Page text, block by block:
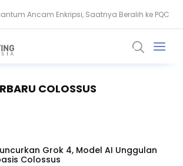
Ancam Enkripsi, Saatnya Beralih ke PQC
Ganggu Layanan Air di Minnesota
COLOSSUS
Grok 4, Model AI Unggulan
Colossus